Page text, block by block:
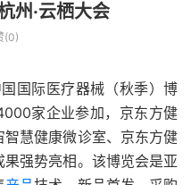
州·云栖大会
(0)
际医疗器械（秋季）博
家企业参加，京东方健
慧健康微诊室、京东方健
强势亮相。该博览会是亚